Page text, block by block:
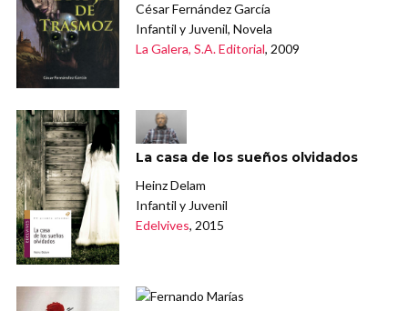
César Fernández García
Infantil y Juvenil, Novela
La Galera, S.A. Editorial, 2009
La casa de los sueños olvidados
Heinz Delam
Infantil y Juvenil
Edelvives, 2015